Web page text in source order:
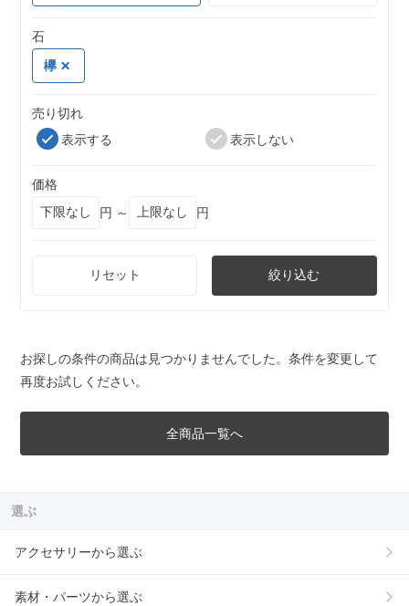
石
欅
売り切れ
表示する
表示しない
価格
円 ～
円
リセット 絞り込む
お探しの条件の商品は見つかりませんでした。条件を変更して
再度お試しください。
全商品一覧へ
選ぶ
アクセサリーから選ぶ
素材・パーツから選ぶ